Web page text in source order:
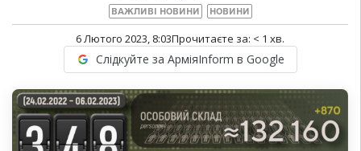
ВАЖЛИВІ НОВИНИ НОВИНИ
6 Лютого 2023, 8:03Прочитаєте за: < 1 хв.
Слідкуйте за АрміяInform в Google